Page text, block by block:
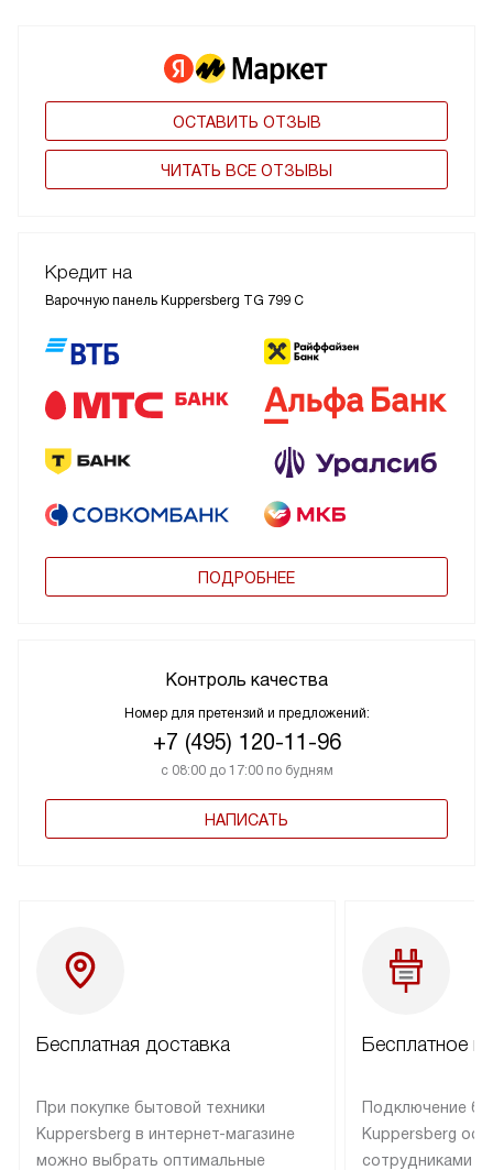
ОСТАВИТЬ ОТЗЫВ
ЧИТАТЬ ВСЕ ОТЗЫВЫ
Кредит на
Варочную панель Kuppersberg TG 799 С
ПОДРОБНЕЕ
Контроль качества
Номер для претензий и предложений:
+7 (495) 120-11-96
с 08:00 до 17:00 по будням
НАПИСАТЬ
Бесплатная доставка
При покупке бытовой техники
Kuppersberg в интернет-магазине
можно выбрать оптимальные
Бесплатное
Подключение
Kuppersberg
сотрудниками